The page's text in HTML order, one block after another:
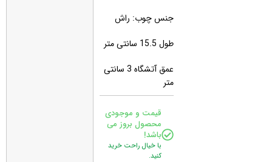
جنس چوب: راش
طول 15.5 سانتی متر
عمق آتشگاه 3 سانتی
متر
قیمت و موجودی
محصول بروز می
باشد!
با خیال راحت خرید
کنید.